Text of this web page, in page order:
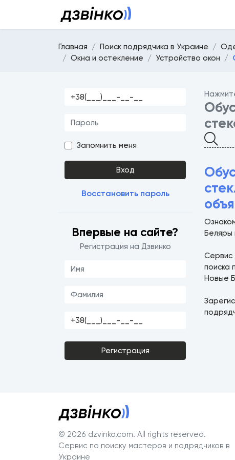
Главная Поиск подрядчика в Украине
Окна и остекление
Устройство окон
Запомнить меня
Вход
Восстановить пароль
Впервые на сайте?
Регистрация на Дзвинко
Регистрация
Беляры
Сервис
поиска
Новые
© 2026 dzvinko.com. All rights reserved.
Сервис по поиску мастеров и подрядчиков в
Украине